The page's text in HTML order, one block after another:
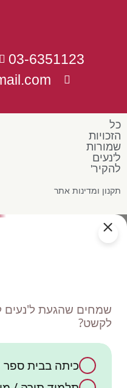
03-6351123
כל
הזכויות
שמורות
ל'נעים
להקיר'
תקנון ומדינות אתר
שמחים שהגעת ל'נעים
לקשט?
כיתה בבית ספר